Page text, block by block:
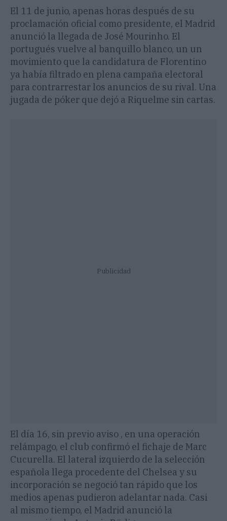
El 11 de junio, apenas horas después de su
proclamación oficial como presidente, el Madrid
anunció la llegada de José Mourinho. El
portugués vuelve al banquillo blanco, un un
movimiento que la candidatura de Florentino
ya había filtrado en plena campaña electoral
para contrarrestar los anuncios de su rival. Una
jugada de póker que dejó a Riquelme sin cartas.
Publicidad
El día 16, sin previo aviso , en una operación
relámpago, el club confirmó el fichaje de Marc
Cucurella. El lateral izquierdo de la selección
española llega procedente del Chelsea y su
incorporación se negoció tan rápido que los
medios apenas pudieron adelantar nada. Casi
al mismo tiempo, el Madrid anunció la